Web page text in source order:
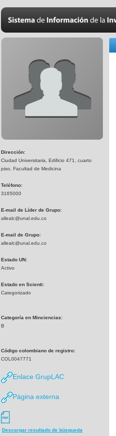
Dirección:
Ciudad Universitaria, Edificio 471, cuarto
piso, Facultad de Medicina
Teléfono:
3165000
E-mail de Líder de Grupo:
allealc@unal.edu.co
E-mail de Grupo:
allealc@unal.edu.co
Estado UN:
Activo
Estado en Scienti:
Categorizado
Categoría en Minciencias:
B
Código colombiano de registro:
COL0047771
Enlace GrupLAC
Página externa
Descargar resultado de búsqueda